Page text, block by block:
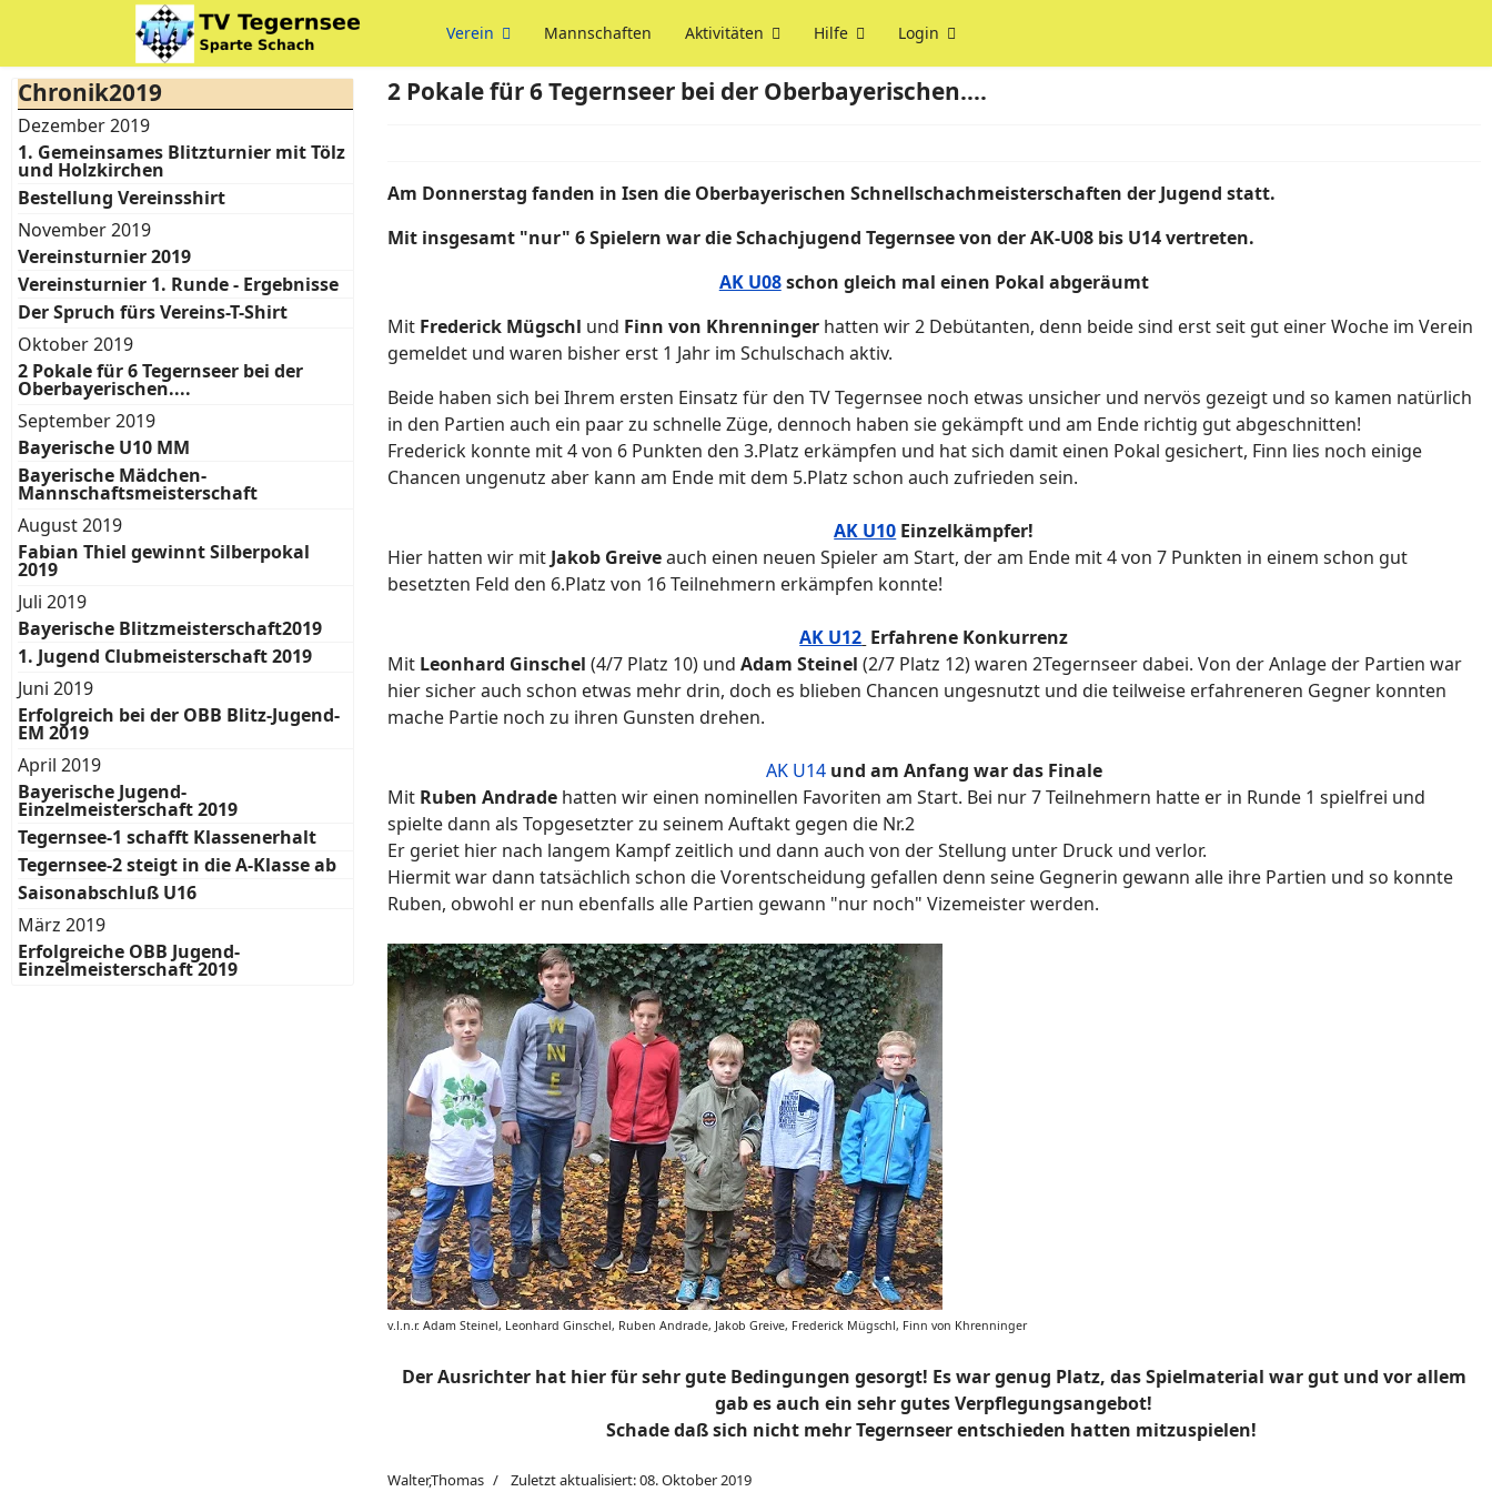
Verein Mannschaften Aktivitäten Hilfe Login
Chronik2019
Dezember 2019
1. Gemeinsames Blitzturnier mit Tölz
und Holzkirchen
Bestellung Vereinsshirt
November 2019
Vereinsturnier 2019
Vereinsturnier 1. Runde - Ergebnisse
Der Spruch fürs Vereins-T-Shirt
Oktober 2019
2 Pokale für 6 Tegernseer bei der
Oberbayerischen....
September 2019
Bayerische U10 MM
Bayerische Mädchen-
Mannschaftsmeisterschaft
August 2019
Fabian Thiel gewinnt Silberpokal
2019
Juli 2019
Bayerische Blitzmeisterschaft2019
1. Jugend Clubmeisterschaft 2019
Juni 2019
Erfolgreich bei der OBB Blitz-Jugend-
EM 2019
April 2019
Bayerische Jugend-
Einzelmeisterschaft 2019
Tegernsee-1 schafft Klassenerhalt
Tegernsee-2 steigt in die A-Klasse ab
Saisonabschluß U16
März 2019
Erfolgreiche OBB Jugend-
Einzelmeisterschaft 2019
2 Pokale für 6 Tegernseer bei der Oberbayerischen....
Am Donnerstag fanden in Isen die Oberbayerischen Schnellschachmeisterschaften der Jugend statt.
Mit insgesamt "nur" 6 Spielern war die Schachjugend Tegernsee von der AK-U08 bis U14 vertreten.
AK U08schon gleich mal einen Pokal abgeräumt
Mit Frederick Mügschl und Finn von Khrenningerhatten wir 2 Debütanten, denn beide sind erst seit gut einer Woche im Verein
gemeldet und waren bisher erst 1 Jahr im Schulschach aktiv.
Beide haben sich bei Ihrem ersten Einsatz für den TV Tegernsee noch etwas unsicher und nervös gezeigt und so kamen natürlich
in den Partien auch ein paar zu schnelle Züge, dennoch haben sie gekämpft und am Ende richtig gut abgeschnitten!
Frederick konnte mit 4 von 6 Punkten den 3.Platz erkämpfen und hat sich damit einen Pokal gesichert, Finn lies noch einige
Chancen ungenutz aber kann am Ende mit dem 5.Platz schon auch zufrieden sein.
AK U10 Einzelkämpfer!
Hier hatten wir mit Jakob Greiveauch einen neuen Spieler am Start, der am Ende mit 4 von 7 Punkten in einem schon gut
besetzten Feld den 6.Platz von 16 Teilnehmern erkämpfen konnte!
AK U12 Erfahrene Konkurrenz
Mit Leonhard Ginschel (4/7 Platz 10) und Adam Steinel (2/7 Platz 12) waren 2Tegernseer dabei. Von der Anlage der Partien war
hier sicher auch schon etwas mehr drin, doch es blieben Chancen ungesnutzt und die teilweise erfahreneren Gegner konnten
mache Partie noch zu ihren Gunsten drehen.
AK U14 und am Anfang war das Finale
Mit Ruben Andradehatten wir einen nominellen Favoriten am Start. Bei nur 7 Teilnehmern hatte er in Runde 1 spielfrei und
spielte dann als Topgesetzter zu seinem Auftakt gegen die Nr.2
Er geriet hier nach langem Kampf zeitlich und dann auch von der Stellung unter Druck und verlor.
Hiermit war dann tatsächlich schon die Vorentscheidung gefallen denn seine Gegnerin gewann alle ihre Partien und so konnte
Ruben, obwohl er nun ebenfalls alle Partien gewann "nur noch" Vizemeister werden.
v.l.n.r. Adam Steinel, Leonhard Ginschel, Ruben Andrade, Jakob Greive, Frederick Mügschl, Finn von Khrenninger
Der Ausrichter hat hier für sehr gute Bedingungen gesorgt! Es war genug Platz, das Spielmaterial war gut und vor allem
gab es auch ein sehr gutes Verpflegungsangebot!
Schade daß sich nicht mehr Tegernseer entschieden hatten mitzuspielen!
Walter,Thomas Zuletzt aktualisiert: 08. Oktober 2019